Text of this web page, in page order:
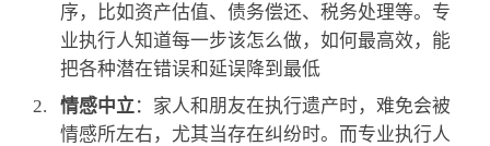
序，比如资产估值、债务偿还、税务处理等。专
业执行人知道每一步该怎么做，如何最高效，能
把各种潜在错误和延误降到最低
情感中立 ：家人和朋友在执行遗产时，难免会被
情感所左右，尤其当存在纠纷时。而专业执行人